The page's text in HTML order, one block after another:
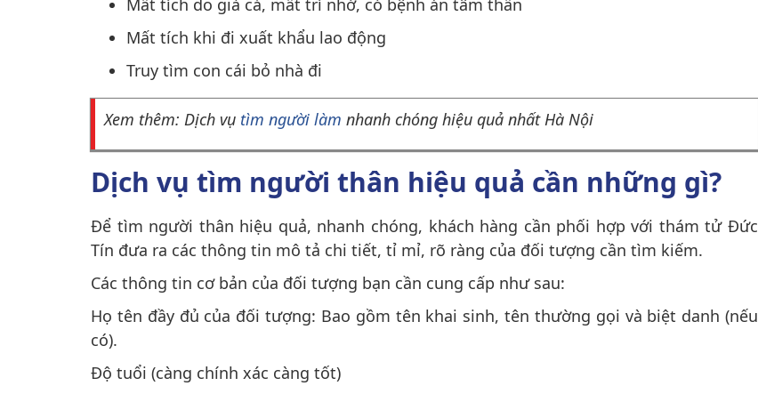
Mất tích do già cả, mất trí nhớ, có bệnh án tâm thần
Mất tích khi đi xuất khẩu lao động
Truy tìm con cái bỏ nhà đi
Xem thêm: Dịch vụ tìm người làm nhanh chóng hiệu quả nhất Hà Nội
Dịch vụ tìm người thân hiệu quả cần những gì?
Để tìm người thân hiệu quả, nhanh chóng, khách hàng cần phối hợp với thám tử Đức
Tín đưa ra các thông tin mô tả chi tiết, tỉ mỉ, rõ ràng của đối tượng cần tìm kiếm.
Các thông tin cơ bản của đối tượng bạn cần cung cấp như sau:
Họ tên đầy đủ của đối tượng: Bao gồm tên khai sinh, tên thường gọi và biệt danh (nếu
có).
Độ tuổi (càng chính xác càng tốt)